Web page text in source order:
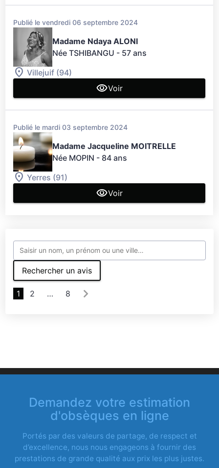
Publié le vendredi 06 septembre 2024
Madame Ndaya ALONI
Née TSHIBANGU - 57 ans
Villejuif (94)
Voir
Publié le mardi 03 septembre 2024
Madame Jacqueline MOITRELLE
Née MOPIN - 84 ans
Yerres (91)
Voir
Rechercher un avis
1 2 … 8
Demandez votre estimation
d'obsèques en ligne
Portés par des valeurs de partage, de respect et
d’excellence, nous nous engageons à fournir des
prestations de grande qualité aux prix les plus justes.